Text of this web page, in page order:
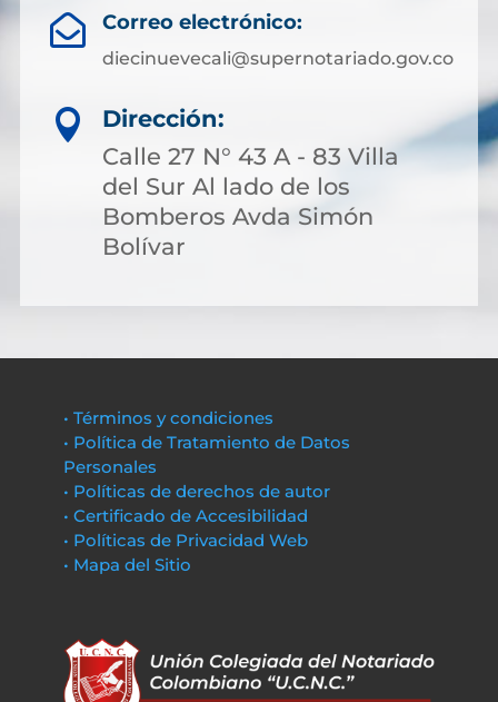
 Correo electrónico:
diecinuevecali@supernotariado.gov.co

Dirección:
Calle 27 N° 43 A - 83 Villa
del Sur Al lado de los
Bomberos Avda Simón
Bolívar
• Términos y condiciones
• Política de Tratamiento de Datos
Personales
• Políticas de derechos de autor
• Certificado de Accesibilidad
• Políticas de Privacidad Web
• Mapa del Sitio